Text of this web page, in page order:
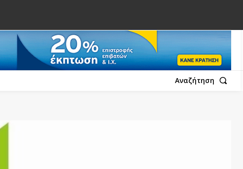
Αναζήτηση